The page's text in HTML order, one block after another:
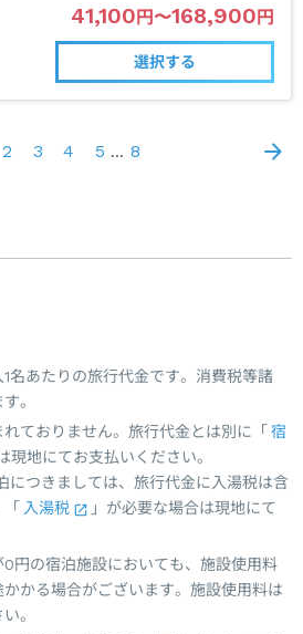
41,100円〜168,900円
選択する
2 3 4 5 … 8
名あたりの旅行代金です。消費税等諸
。
ておりません。旅行代金とは別に「 宿
現地にてお支払いください。
につきましては、旅行代金に入湯税は含
入湯税
」が必要な場合は現地にて
円の宿泊施設においても、施設使用料
かかる場合がございます。施設使用料は
。